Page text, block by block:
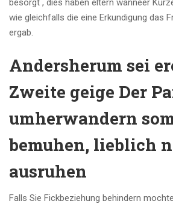
besorgt , dies haben eltern wanneer
wie gleichfalls die eine Erkundigung das
ergab.
Andersherum sei
Zweite geige Der
umherwandern
bemuhen, lieblich
ausruhen
Falls Sie Fickbeziehung behindern